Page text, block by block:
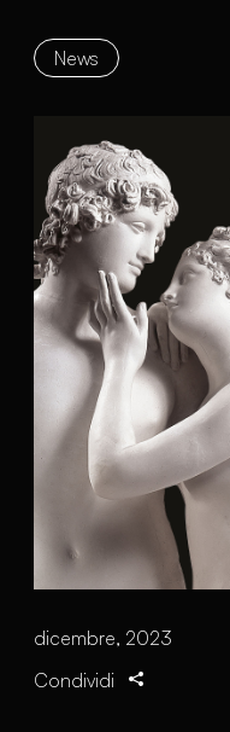
News
dicembre, 2023
Condividi